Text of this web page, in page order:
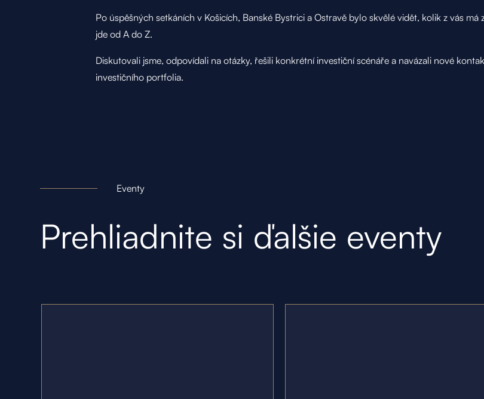
Po úspěšných setkáních v Košicích, Banské Bystrici a Ostravě bylo skvělé vidět, kolik z vás
jde od A do Z.
Diskutovali jsme, odpovídali na otázky, řešili konkrétní investiční scénáře a navázali nové
investičního portfolia.
Eventy
Prehliadnite si ďalšie eventy